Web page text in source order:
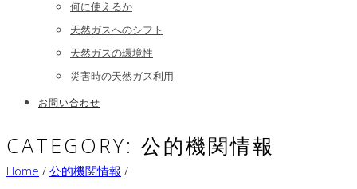
何に使えるか
天然ガスへのシフト
天然ガスの環境性
災害時の天然ガス利用
お問い合わせ
CATEGORY: 公的機関情報
Home / 公的機関情報 /